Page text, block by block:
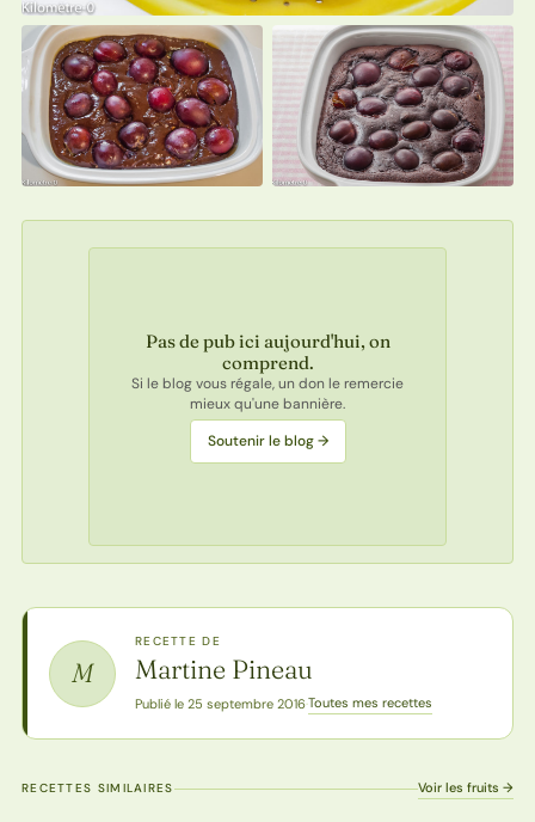
Pas de pub ici aujourd'hui, on
comprend.
Si le blog vous régale, un don le remercie
mieux qu'une bannière.
Soutenir le blog →
M
RECETTE DE
Martine Pineau
Publié le 25 septembre 2016·Toutes mes recettes
RECETTES SIMILAIRES Voir les fruits →